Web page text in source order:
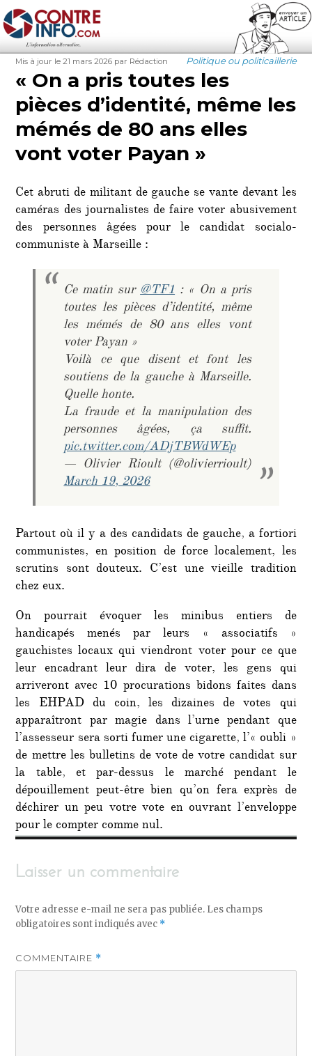
Contre-Info
Publié
Mis à jour le 21 mars 2026 Auteur
par Rédaction Catégories
Politique ou politicaillerie
« On a pris toutes les
pièces d’identité, même les
mémés de 80 ans elles
vont voter Payan »
Cet abruti de militant de gauche se vante devant les
caméras des journalistes de faire voter abusivement
des personnes âgées pour le candidat socialo-
communiste à Marseille :
Ce matin sur@TF1 : « On a pris
toutes les pièces d’identité, même
les mémés de 80 ans elles vont
voter Payan »
Voilà ce que disent et font les
soutiens de la gauche à Marseille.
Quelle honte.
La fraude et la manipulation des
personnes âgées, ça suffit.
pic.twitter.com/ADjTBWdWEp
— Olivier Rioult (@olivierrioult)
March 19, 2026
Partout où il y a des candidats de gauche, a fortiori
communistes, en position de force localement, les
scrutins sont douteux. C’est une vieille tradition
chez eux.
On pourrait évoquer les minibus entiers de
handicapés menés par leurs « associatifs »
gauchistes locaux qui viendront voter pour ce que
leur encadrant leur dira de voter, les gens qui
arriveront avec 10 procurations bidons faites dans
les EHPAD du coin, les dizaines de votes qui
apparaîtront par magie dans l’urne pendant que
l’assesseur sera sorti fumer une cigarette, l’« oubli »
de mettre les bulletins de vote de votre candidat sur
la table, et par-dessus le marché pendant le
dépouillement peut-être bien qu’on fera exprès de
déchirer un peu votre vote en ouvrant l’enveloppe
pour le compter comme nul.
Laisser un commentaire
Votre adresse e-mail ne sera pas publiée. Les champs
obligatoires sont indiqués avec *
COMMENTAIRE *